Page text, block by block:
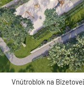
Vnútroblok na